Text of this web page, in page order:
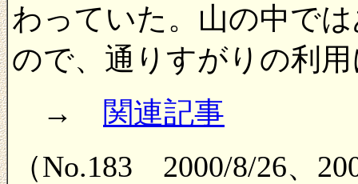
わっていた。山の中で
ので、通りすがりの利
→ 関連記事
（No.183 2000/8/26、